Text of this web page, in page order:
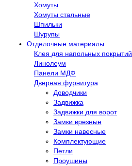
Хомуты
Хомуты стальные
Шпильки
Шурупы
Отделочные материалы
Клея для напольных покрытий
Линолеум
Панели МДФ
Дверная фурнитура
Доводчики
Задвижка
Задвижки для ворот
Замки врезные
Замки навесные
Комплектующие
Петли
Проушины